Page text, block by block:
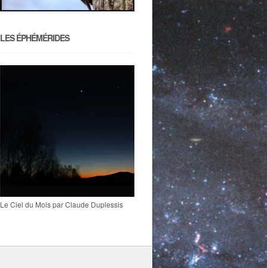
LES ÉPHÉMÉRIDES
Le Ciel du Mois par Claude Duplessis